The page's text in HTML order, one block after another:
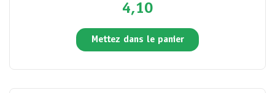
4,10
Mettez dans le panier